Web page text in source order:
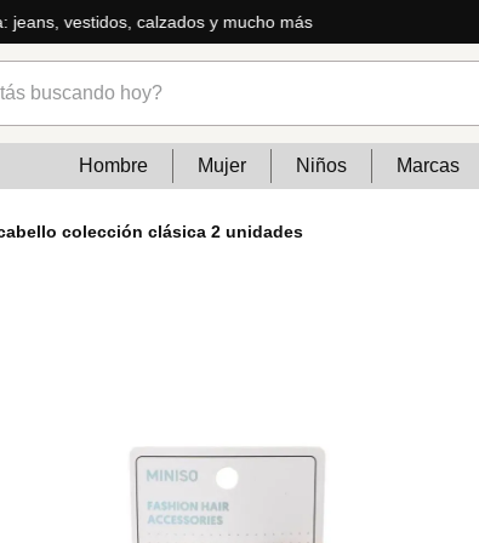
Hombre Mujer Niños Marcas
colección clásica 2 unidades